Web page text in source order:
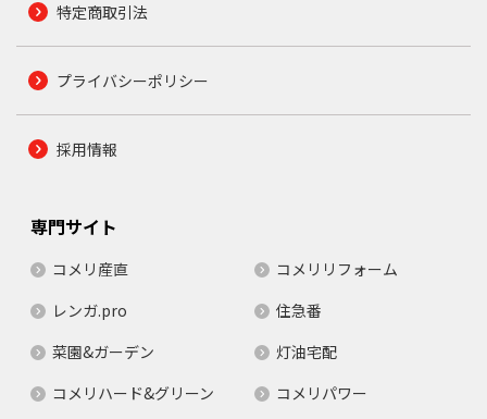
特定商取引法
プライバシーポリシー
採用情報
専門サイト
コメリ産直
コメリリフォーム
レンガ.pro
住急番
菜園&ガーデン
灯油宅配
コメリハード&グリーン
コメリパワー